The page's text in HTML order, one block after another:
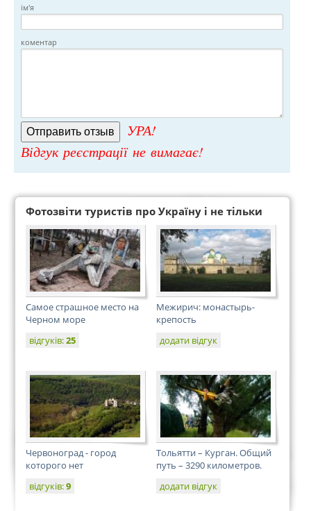
ім'я
коментар
УРА!
Відгук реєстрації не вимагає!
Фотозвіти туристів про Україну і не тільки
Самое страшное место на
Черном море
відгуків:25
Межирич: монастырь-
крепость
додати відгук
Червоноград - город
которого нет
відгуків:9
Тольятти – Курган. Общий
путь – 3290 километров.
додати відгук